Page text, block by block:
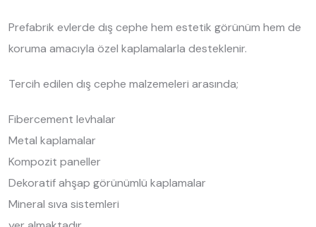
Prefabrik evlerde dış cephe hem estetik görünüm hem de
koruma amacıyla özel kaplamalarla desteklenir.
Tercih edilen dış cephe malzemeleri arasında;
Fibercement levhalar
Metal kaplamalar
Kompozit paneller
Dekoratif ahşap görünümlü kaplamalar
Mineral sıva sistemleri